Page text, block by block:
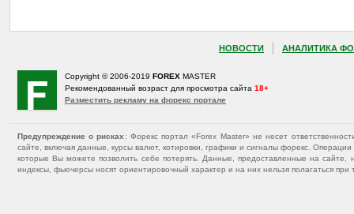
НОВОСТИ АНАЛИТИКА
Copyright © 2006-2019 FOREX MASTER
Рекомендованный возраст для просмотра сайта 18+
Разместить рекламу на форекс портале
Предупреждение о рисках : Форекс портал «Forex Master» не несет
сайте, включая данные, курсы валют, котировки, графики и сигналы форекс.
которые Вы можете позволить себе потерять. Данные, предоставленные на
индексы, фьючерсы носят ориентировочный характер и на них нельзя полагаться при